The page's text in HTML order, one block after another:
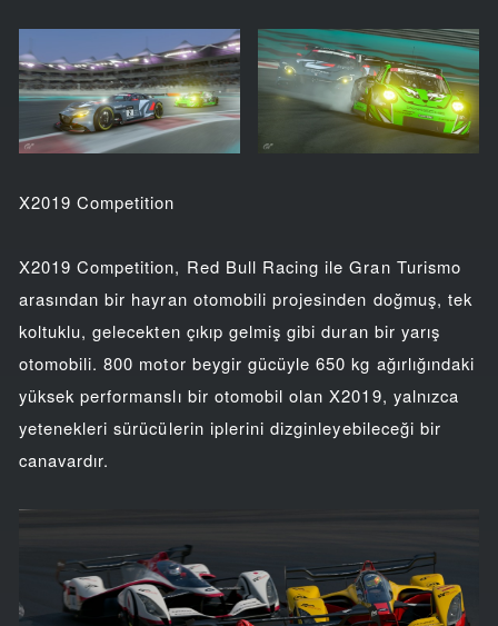
X2019 Competition
X2019 Competition, Red Bull Racing ile Gran Turismo
arasından bir hayran otomobili projesinden doğmuş, tek
koltuklu, gelecekten çıkıp gelmiş gibi duran bir yarış
otomobili. 800 motor beygir gücüyle 650 kg ağırlığındaki
yüksek performanslı bir otomobil olan X2019, yalnızca
yetenekleri sürücülerin iplerini dizginleyebileceği bir
canavardır.